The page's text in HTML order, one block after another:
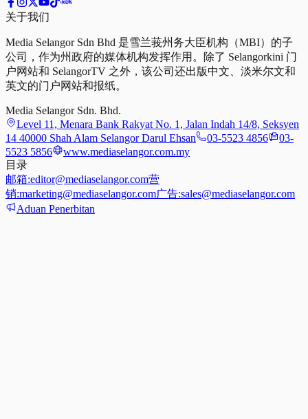
关于我们
Media Selangor Sdn Bhd 是雪兰莪州务大臣机构（MBI）的子
公司，作为州政府的媒体机构发挥作用。除了 Selangorkini 门
户网站和 SelangorTV 之外，该公司还出版中文、淡米尔文和
英文的门户网站和报纸。
Media Selangor Sdn. Bhd.
Level 11, Menara Bank Rakyat No. 1, Jalan Indah 14/8, Seksyen
14 40000 Shah Alam Selangor Darul Ehsan
03-5523 4856
03-
5523 5856
www.mediaselangor.com.my
目录
邮箱:editor@mediaselangor.com营
销:marketing@mediaselangor.com广告:sales@mediaselangor.com
Aduan Penerbitan